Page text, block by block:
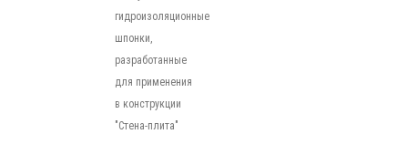
гидроизоляционные
шпонки,
разработанные
для применения
в конструкции
"Стена-плита"